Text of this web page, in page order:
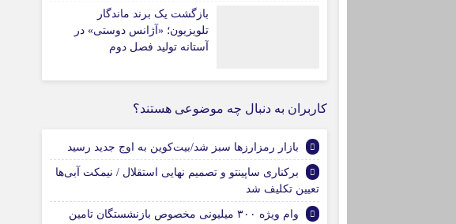
بازگشت یک برند ماندگار
تلویزیون؛ «آژانس دوستی» در
آستانه تولید فصل دوم
کاربران به دنبال چه موضوعی هستند؟
بازار رمزارز‌ها سبز شد/بیت‌کوین به اوج جدید رسید
برکناری ساپینتو و تصمیم نهایی استقلال / نیمکت آبی‌ها
تعیین تکلیف شد
وام ویژه ۳۰۰ میلیونی مخصوص بازنشستگان تامین